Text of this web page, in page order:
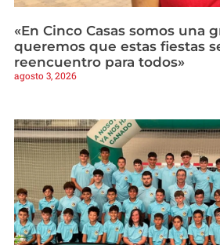
«En Cinco Casas somos una
queremos que estas fiestas
reencuentro para todos»
agosto 3, 2026